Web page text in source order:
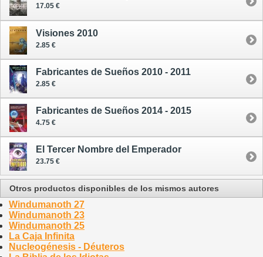
17.05 €
Visiones 2010
2.85 €
Fabricantes de Sueños 2010 - 2011
2.85 €
Fabricantes de Sueños 2014 - 2015
4.75 €
El Tercer Nombre del Emperador
23.75 €
Otros productos disponibles de los mismos autores
Windumanoth 27
Windumanoth 23
Windumanoth 25
La Caja Infinita
Nucleogénesis - Déuteros